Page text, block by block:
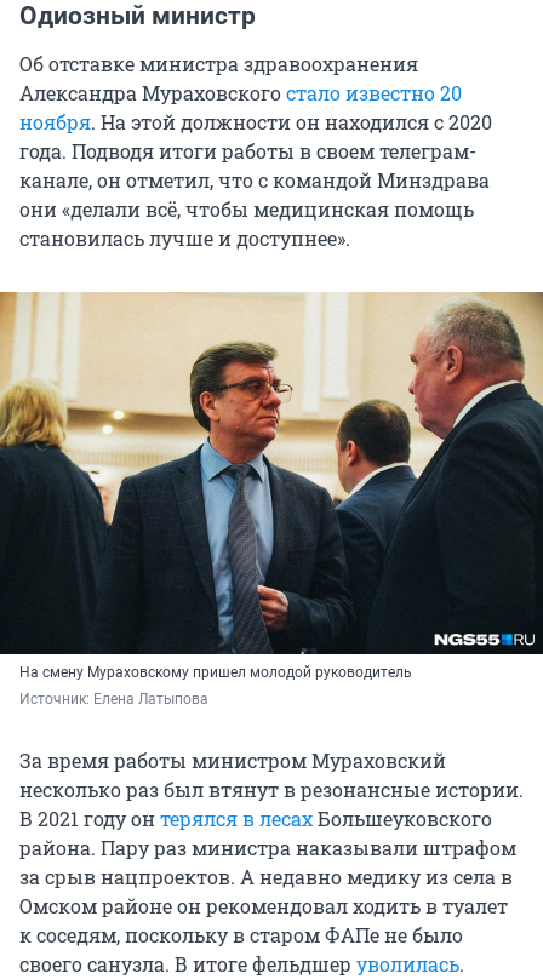
Одиозный министр
Об отставке министра здравоохранения
Александра Мураховскогостало известно 20
ноября. На этой должности он находился с 2020
года. Подводя итоги работы в своем телеграм-
канале, он отметил, что с командой Минздрава
они «делали всё, чтобы медицинская помощь
становилась лучше и доступнее».
На смену Мураховскому пришел молодой руководитель
Источник: Елена Латыпова
За время работы министром Мураховский
несколько раз был втянут в резонансные истории.
В 2021 году онтерялся в лесахБольшеуковского
района. Пару раз министра наказывали штрафом
за срыв нацпроектов. А недавно медику из села в
Омском районе он рекомендовал ходить в туалет
к соседям, поскольку в старом ФАПе не было
своего санузла. В итоге фельдшер уволилась.